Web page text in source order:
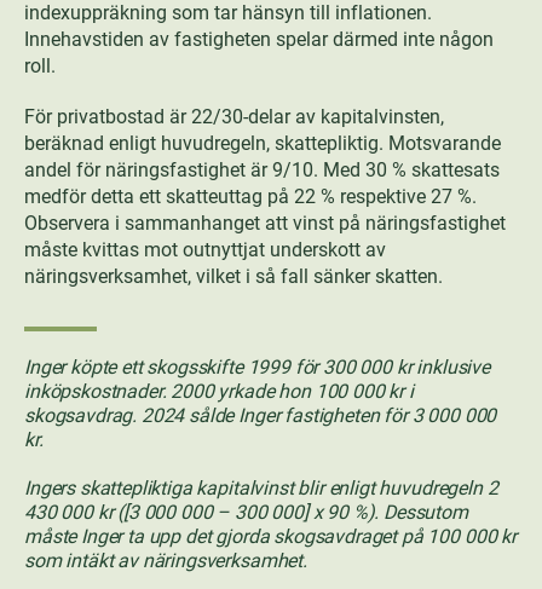
indexuppräkning som tar hänsyn till inflationen.
Innehavstiden av fastigheten spelar därmed inte någon
roll.
För privatbostad är 22/30-delar av kapitalvinsten,
beräknad enligt huvudregeln, skattepliktig. Motsvarande
andel för näringsfastighet är 9/10. Med 30 % skattesats
medför detta ett skatteuttag på 22 % respektive 27 %.
Observera i sammanhanget att vinst på näringsfastighet
måste kvittas mot outnyttjat underskott av
näringsverksamhet, vilket i så fall sänker skatten.
Inger köpte ett skogsskifte 1999 för 300 000 kr inklusive
inköpskostnader. 2000 yrkade hon 100 000 kr i
skogsavdrag. 2024 sålde Inger fastigheten för 3 000 000
kr.
Ingers skattepliktiga kapitalvinst blir enligt huvudregeln 2
430 000 kr ([3 000 000 – 300 000] x 90 %). Dessutom
måste Inger ta upp det gjorda skogsavdraget på 100 000 kr
som intäkt av näringsverksamhet.